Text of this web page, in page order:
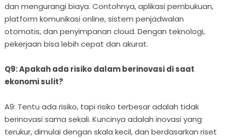
dan mengurangi biaya. Contohnya, aplikasi pembukuan,
platform komunikasi online, sistem penjadwalan
otomatis, dan penyimpanan cloud. Dengan teknologi,
pekerjaan bisa lebih cepat dan akurat.
Q9: Apakah ada risiko dalam berinovasi di saat
ekonomi sulit?
A9: Tentu ada risiko, tapi risiko terbesar adalah tidak
berinovasi sama sekali. Kuncinya adalah inovasi yang
terukur, dimulai dengan skala kecil, dan berdasarkan riset